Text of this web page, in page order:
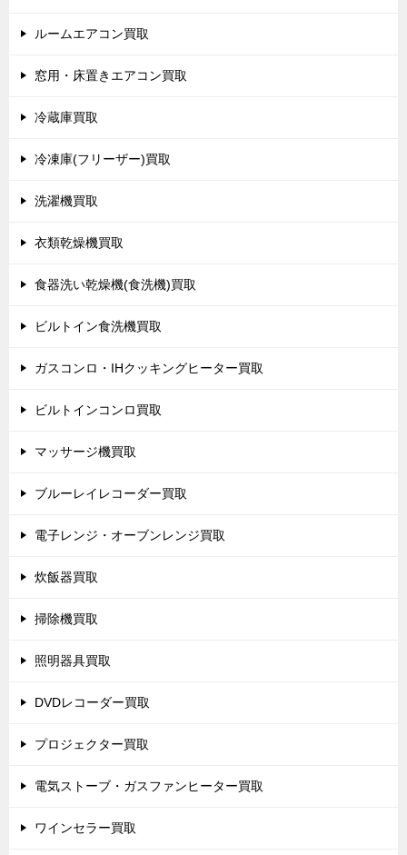
ルームエアコン買取
窓用・床置きエアコン買取
冷蔵庫買取
冷凍庫(フリーザー)買取
洗濯機買取
衣類乾燥機買取
食器洗い乾燥機(食洗機)買取
ビルトイン食洗機買取
ガスコンロ・IHクッキングヒーター買取
ビルトインコンロ買取
マッサージ機買取
ブルーレイレコーダー買取
電子レンジ・オーブンレンジ買取
炊飯器買取
掃除機買取
照明器具買取
DVDレコーダー買取
プロジェクター買取
電気ストーブ・ガスファンヒーター買取
ワインセラー買取